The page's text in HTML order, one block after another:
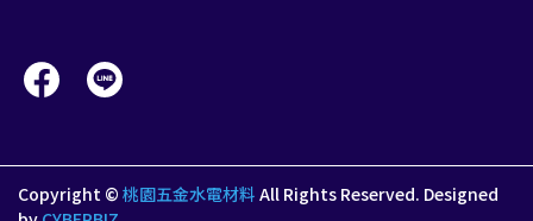
Copyright © 桃園五金水電材料 All Rights Reserved. Designed